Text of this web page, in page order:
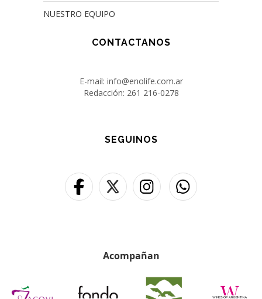
NUESTRO EQUIPO
CONTACTANOS
E-mail: info@enolife.com.ar
Redacción: 261 216-0278
SEGUINOS
Acompañan